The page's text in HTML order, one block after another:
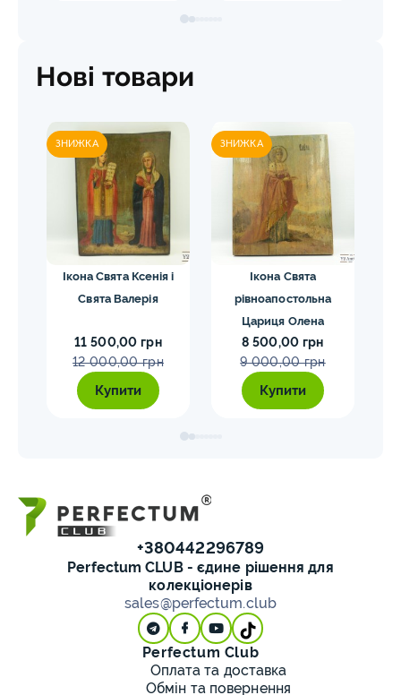
Нові товари
ЗНИЖКА
Ікона Свята Ксенія і
Свята Валерія
11 500,00 грн
12 000,00 грн
Купити
ЗНИЖКА
Ікона Свята
рівноапостольна
Цариця Олена
8 500,00 грн
9 000,00 грн
Купити
+380442296789
Perfectum CLUB - єдине рішення для
колекціонерів
sales@perfectum.club
Perfectum Club
Оплата та доставка
Обмін та повернення